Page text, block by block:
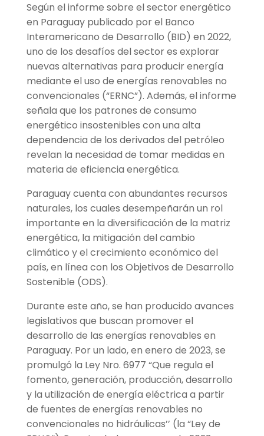
Según el informe sobre el sector energético
en Paraguay publicado por el Banco
Interamericano de Desarrollo (BID) en 2022,
uno de los desafíos del sector es explorar
nuevas alternativas para producir energía
mediante el uso de energías renovables no
convencionales (“ERNC”). Además, el informe
señala que los patrones de consumo
energético insostenibles con una alta
dependencia de los derivados del petróleo
revelan la necesidad de tomar medidas en
materia de eficiencia energética.
Paraguay cuenta con abundantes recursos
naturales, los cuales desempeñarán un rol
importante en la diversificación de la matriz
energética, la mitigación del cambio
climático y el crecimiento económico del
país, en línea con los Objetivos de Desarrollo
Sostenible (ODS).
Durante este año, se han producido avances
legislativos que buscan promover el
desarrollo de las energías renovables en
Paraguay. Por un lado, en enero de 2023, se
promulgó la Ley Nro. 6977 “Que regula el
fomento, generación, producción, desarrollo
y la utilización de energía eléctrica a partir
de fuentes de energías renovables no
convencionales no hidráulicas’’ (la “Ley de